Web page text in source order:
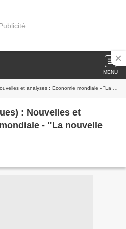
MENU
et analyses : Economie mondiale - "La nouvelle norme"
: Nouvelles et
- "La nouvelle